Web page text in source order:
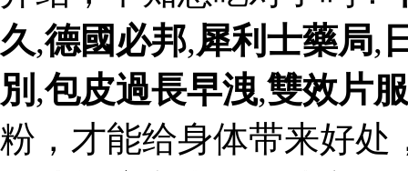
久,德國必邦,犀利士藥局,
別 ,包皮過長早洩,雙效片
粉，才能给身体带来好处